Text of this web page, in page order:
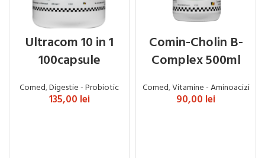
Ultracom 10 in 1
100capsule
Comed,Digestie - Probiotic
135,00 lei
Comin-Cholin B-
Complex 500ml
Comed,Vitamine - Aminoacizi
90,00 lei